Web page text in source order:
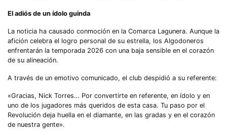
El adiós de un ídolo guinda
La noticia ha causado conmoción en la Comarca Lagunera. Aunque la
afición celebra el logro personal de su estrella, los Algodoneros
enfrentarán la temporada 2026 con una baja sensible en el corazón
de su alineación.
A través de un emotivo comunicado, el club despidió a su referente:
«Gracias, Nick Torres… Por convertirte en referente, en ídolo y en
uno de los jugadores más queridos de esta casa. Tu paso por el
Revolución deja huella en el diamante, en las gradas y en el corazón
de nuestra gente».